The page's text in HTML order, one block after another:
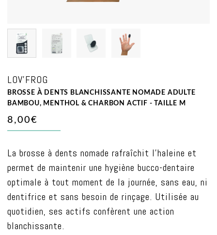
LOV'FROG
BROSSE À DENTS BLANCHISSANTE NOMADE ADULTE
BAMBOU, MENTHOL & CHARBON ACTIF - TAILLE M
8,00€
La brosse à dents nomade rafraîchit l’haleine et
permet de maintenir une hygiène bucco-dentaire
optimale à tout moment de la journée, sans eau, ni
dentifrice et sans besoin de rinçage. Utilisée au
quotidien, ses actifs confèrent une action
blanchissante.